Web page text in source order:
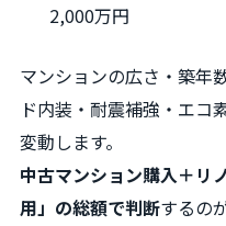
2,000万円
マンションの広さ・築年
ド内装・耐震補強・エコ
変動します。
中古マンション購入＋リ
用」の総額で判断するの